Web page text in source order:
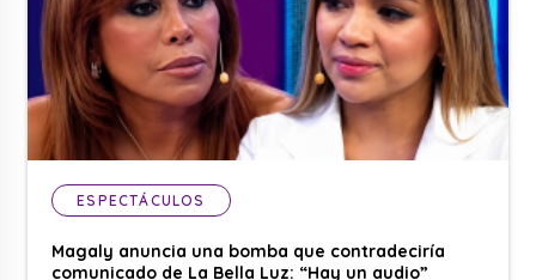
ESPECTÁCULOS
Magaly anuncia una bomba que contradeciría
comunicado de La Bella Luz: “Hay un audio”